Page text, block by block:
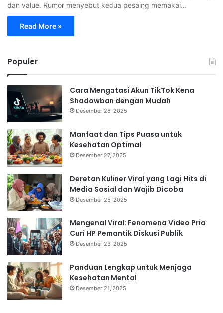
dan value. Rumor menyebut kedua pesaing memakai…
Read More »
Populer
Cara Mengatasi Akun TikTok Kena
Shadowban dengan Mudah
Desember 28, 2025
Manfaat dan Tips Puasa untuk
Kesehatan Optimal
Desember 27, 2025
Deretan Kuliner Viral yang Lagi Hits di
Media Sosial dan Wajib Dicoba
Desember 25, 2025
Mengenal Viral: Fenomena Video Pria
Curi HP Pemantik Diskusi Publik
Desember 23, 2025
Panduan Lengkap untuk Menjaga
Kesehatan Mental
Desember 21, 2025